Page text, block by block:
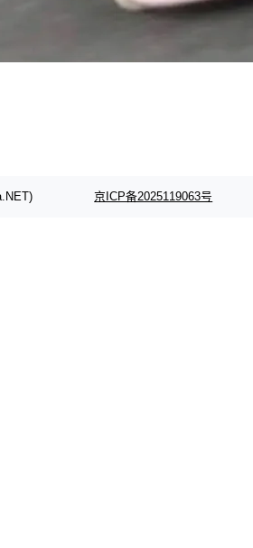
识关联网络。传统的
京ICP备2025119063号